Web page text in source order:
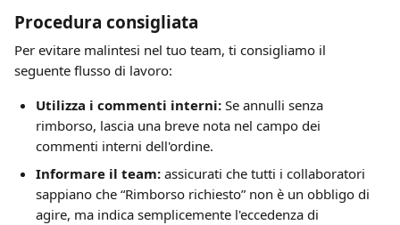
Procedura consigliata
Per evitare malintesi nel tuo team, ti consigliamo il
seguente flusso di lavoro:
Utilizza i commenti interni: Se annulli senza
rimborso, lascia una breve nota nel campo dei
commenti interni dell'ordine.
Informare il team: assicurati che tutti i collaboratori
sappiano che “Rimborso richiesto” non è un obbligo di
agire, ma indica semplicemente l'eccedenza di